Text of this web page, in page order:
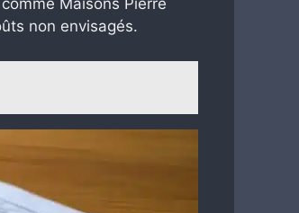
Maisons Pierre
non envisagés.